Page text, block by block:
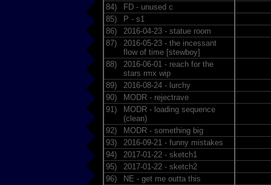
84)
FD - unused c
85)
P - s1
86)
2016-04-23 - statue room
87)
2016-05-23 - the incessant
flow of time [stewboy]
88)
2016-06-01 - reach for the
stars rmx wip
89)
2016-08-24 - lurchy
90)
MODR - rejectrave
91)
MODR - loading sequence
(clean)
92)
MODR - something big
93)
2016-09-21 - funny mistakes
94)
2017-01-22 - sketch1
95)
2017-01-22 - sketch2
96)
NE - get me outta this